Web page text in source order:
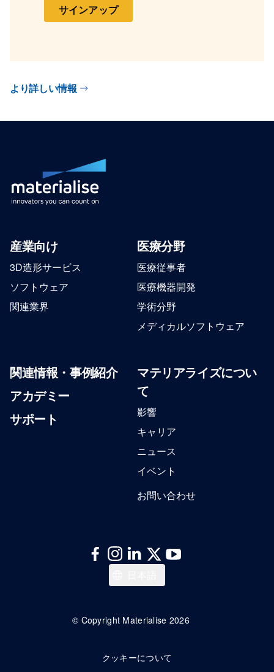
サインアップ
より詳しい情報
産業向け
3D造形サービス
ソフトウェア
関連業界
医療分野
医療従事者
医療機器開発
学術分野
メディカルソフトウェア
関連情報・事例紹介
アカデミー
サポート
マテリアライズについ
て
影響
キャリア
ニュース
イベント
お問い合わせ
English
© Copyright Materialise 2026
クッキーについて